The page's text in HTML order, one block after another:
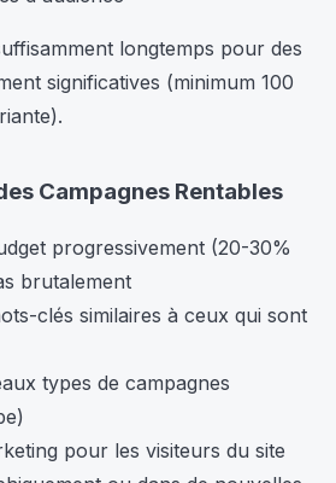
longtemps pour des
significatives (minimum 100
Campagnes Rentables
progressivement (20-30%
brutalement
clés similaires à ceux qui sont
types de campagnes
pour les visiteurs du site